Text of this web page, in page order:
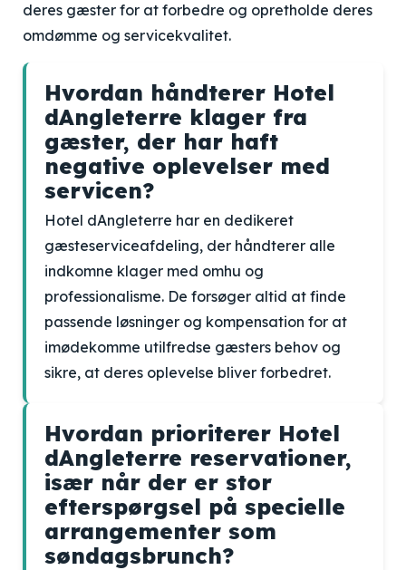
deres gæster for at forbedre og opretholde deres
omdømme og servicekvalitet.
Hvordan håndterer Hotel
dAngleterre klager fra
gæster, der har haft
negative oplevelser med
servicen?
Hotel dAngleterre har en dedikeret
gæsteserviceafdeling, der håndterer alle
indkomne klager med omhu og
professionalisme. De forsøger altid at finde
passende løsninger og kompensation for at
imødekomme utilfredse gæsters behov og
sikre, at deres oplevelse bliver forbedret.
Hvordan prioriterer Hotel
dAngleterre reservationer,
især når der er stor
efterspørgsel på specielle
arrangementer som
søndagsbrunch?